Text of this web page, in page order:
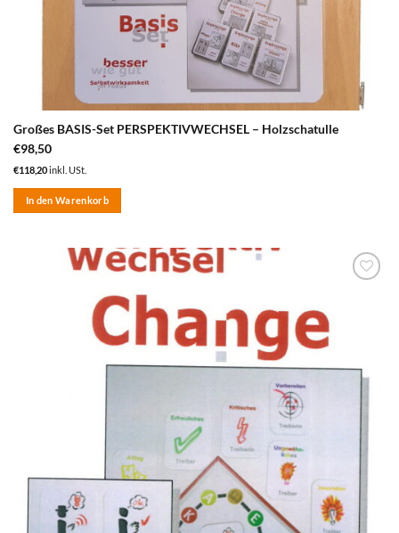
Großes BASIS-Set PERSPEKTIVWECHSEL – Holzschatulle
€98,50
€118,20inkl. USt.
In den Warenkorb
hinzufügen